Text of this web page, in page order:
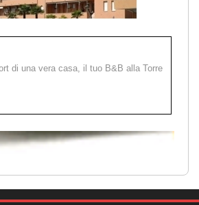
di una vera casa, il tuo B&B alla Torre